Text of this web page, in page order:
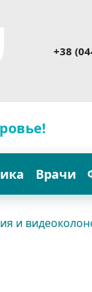
+38
Врачи
и